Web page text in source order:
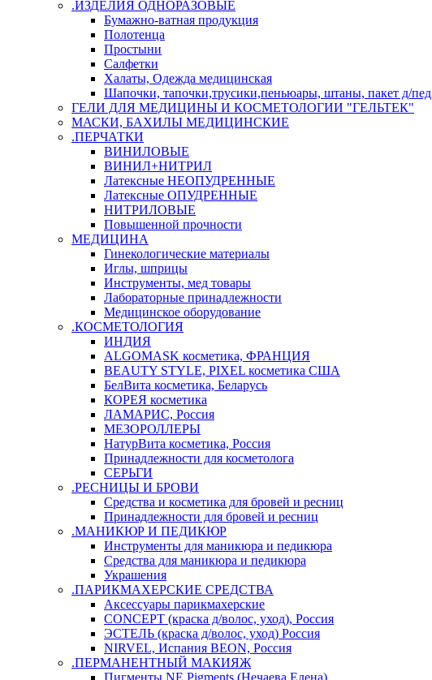
.ИЗДЕЛИЯ ОДНОРАЗОВЫЕ
Бумажно-ватная продукция
Полотенца
Простыни
Салфетки
Халаты, Одежда медицинская
Шапочки, тапочки,трусики,пеньюары, штаны, пакет д/пед
ГЕЛИ ДЛЯ МЕДИЦИНЫ И КОСМЕТОЛОГИИ "ГЕЛЬТЕК"
МАСКИ, БАХИЛЫ МЕДИЦИНСКИЕ
.ПЕРЧАТКИ
ВИНИЛОВЫЕ
ВИНИЛ+НИТРИЛ
Латексные НЕОПУДРЕННЫЕ
Латексные ОПУДРЕННЫЕ
НИТРИЛОВЫЕ
Повышенной прочности
МЕДИЦИНА
Гинекологические материалы
Иглы, шприцы
Инструменты, мед товары
Лабораторные принадлежности
Медицинское оборудование
.КОСМЕТОЛОГИЯ
ИНДИЯ
ALGOMASK косметика, ФРАНЦИЯ
BEAUTY STYLE, PIXEL косметика США
БелВита косметика, Беларусь
КОРЕЯ косметика
ЛАМАРИС, Россия
МЕЗОРОЛЛЕРЫ
НатурВита косметика, Россия
Принадлежности для косметолога
СЕРЬГИ
.РЕСНИЦЫ И БРОВИ
Средства и косметика для бровей и ресниц
Принадлежности для бровей и ресниц
.МАНИКЮР И ПЕДИКЮР
Инструменты для маникюра и педикюра
Средства для маникюра и педикюра
Украшения
.ПАРИКМАХЕРСКИЕ СРЕДСТВА
Аксессуары парикмахерские
CONCEPT (краска д/волос, уход), Россия
ЭСТЕЛЬ (краска д/волос, уход) Россия
NIRVEL, Испания BEON, Россия
.ПЕРМАНЕНТНЫЙ МАКИЯЖ
Пигменты NE Pigments (Нечаева Елена)